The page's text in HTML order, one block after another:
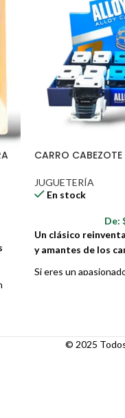
CARRO
JUGUETERÍA
En stock
De:
Un clásico
y amantes de los
Si eres un
auténtico y
juguete
© 2025